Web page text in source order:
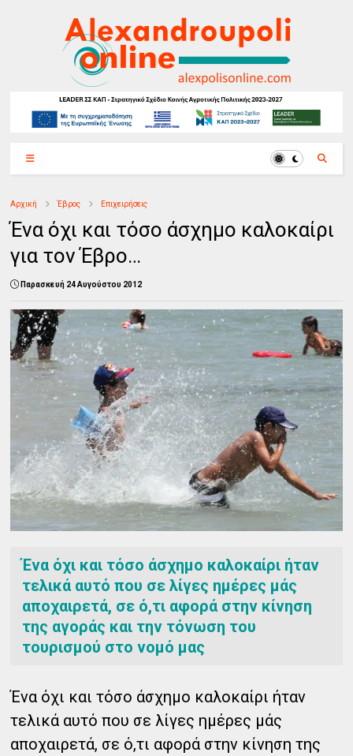
Αρχική Έβρος Επιχειρήσεις
Ένα όχι και τόσο άσχημο καλοκαίρι
για τον Έβρο…
Παρασκευή 24 Αυγούστου 2012
Ένα όχι και τόσο άσχημο καλοκαίρι ήταν
τελικά αυτό που σε λίγες ημέρες μάς
αποχαιρετά, σε ό,τι αφορά στην κίνηση
της αγοράς και την τόνωση του
τουρισμού στο νομό μας
Ένα όχι και τόσο άσχημο καλοκαίρι ήταν
τελικά αυτό που σε λίγες ημέρες μάς
αποχαιρετά, σε ό,τι αφορά στην κίνηση της